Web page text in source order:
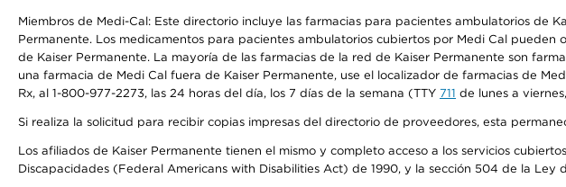
Miembros de Medi-Cal: Este directorio incluye las farmacias para pacientes ambulatorios de
Permanente. Los medicamentos para pacientes ambulatorios cubiertos por Medi Cal
de Kaiser Permanente. La mayoría de las farmacias de la red de Kaiser Permanente son
una farmacia de Medi Cal fuera de Kaiser Permanente, use el localizador de farmacias de
Rx, al 1-800-977-2273, las 24 horas del día, los 7 días de la semana (TTY 711 de lunes a
Si realiza la solicitud para recibir copias impresas del directorio de proveedores, esta
Los afiliados de Kaiser Permanente tienen el mismo y completo acceso a los servicios
Discapacidades (Federal Americans with Disabilities Act) de 1990, y la sección 504 de la Ley